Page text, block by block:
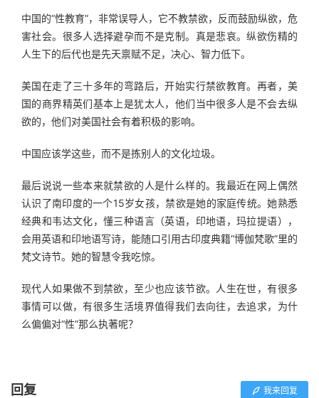
中国的“性教育”，非常误导人，它不教禁欲，反而鼓励纵欲，危
害社会。很多人选择避孕而不是克制。真是悲哀。纵欲伤精的
人生下的后代也是先天禀赋不足，决心、智力低下。
美国在走了三十多年的弯路后，开始实行禁欲教育。再者，美
国的商界精英们基本上是犹太人，他们当中很多人是不会去纵
欲的，他们对美国社会有着积极的影响。
中国应该学这些，而不是拣别人的文化垃圾。
最后说说一些本来就禁欲的人是什么样的。我最近在网上偶然
认识了南印度的一个15岁女孩，禁欲是她的家庭传统。她熟悉
经典和韦达文化，懂三种语言（英语，印地语，玛拉提语），
会用英语和印地语写诗，能随口引用古印度典籍“博伽梵歌”里的
梵文诗节。她的智慧令我吃惊。
现代人如果做不到禁欲，至少也应该节欲。人生在世，有很多
事情可以做，有很多生活境界值得我们去向往，去追求，为什
么偏偏对“性”那么执著呢？
回复 我来回复